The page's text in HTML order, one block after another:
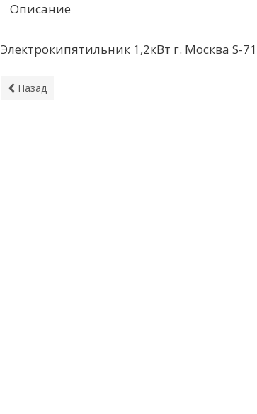
Описание
Электрокипятильник 1,2кВт г. Москва S-
Назад